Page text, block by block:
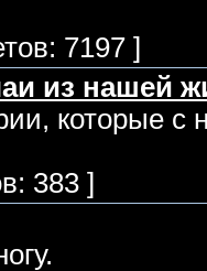
7197 ]
из нашей
которые с
383 ]